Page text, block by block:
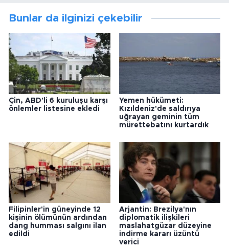
Bunlar da ilginizi çekebilir
Çin, ABD'li 6 kuruluşu karşı
önlemler listesine ekledi
Yemen hükümeti:
Kızıldeniz'de saldırıya
uğrayan geminin tüm
mürettebatını kurtardık
Filipinler'in güneyinde 12
kişinin ölümünün ardından
dang humması salgını ilan
edildi
Arjantin: Brezilya'nın
diplomatik ilişkileri
maslahatgüzar düzeyine
indirme kararı üzüntü
verici